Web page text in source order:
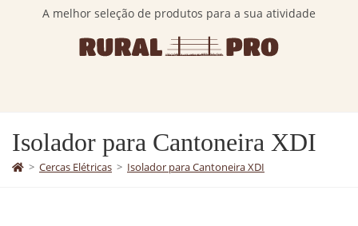
A melhor seleção de produtos para a sua atividade
Isolador para Cantoneira XDI
> Cercas Elétricas > Isolador para Cantoneira XDI